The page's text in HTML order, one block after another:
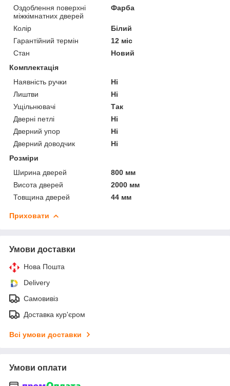
Оздоблення поверхні
міжкімнатних дверей
Фарба
Колір
Білий
Гарантійний термін
12 міс
Стан
Новий
Комплектація
Наявність ручки
Ні
Лиштви
Ні
Ущільнювачі
Так
Дверні петлі
Ні
Дверний упор
Ні
Дверний доводчик
Ні
Розміри
Ширина дверей
800 мм
Висота дверей
2000 мм
Товщина дверей
44 мм
Приховати
Умови доставки
Нова Пошта
Delivery
Самовивіз
Доставка кур'єром
Всі умови доставки
Умови оплати